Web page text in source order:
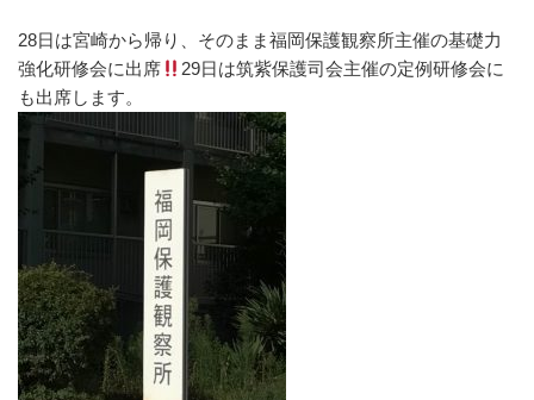
28日は宮崎から帰り、そのまま福岡保護観察所主催の基礎力
強化研修会に出席
29日は筑紫保護司会主催の定例研修会に
も出席します。